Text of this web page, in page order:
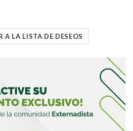
A LA LISTA DE DESEOS